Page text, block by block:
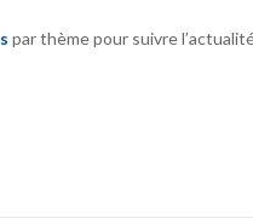
par thème pour suivre